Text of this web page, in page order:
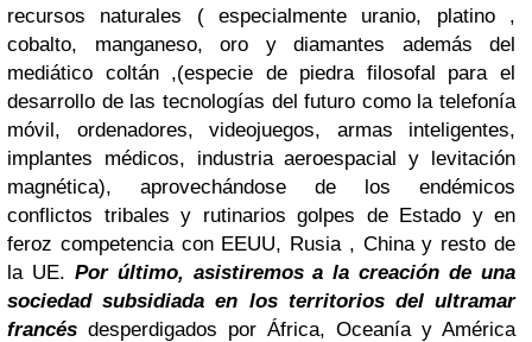
recursos naturales ( especialmente uranio, platino ,
cobalto, manganeso, oro y diamantes además del
mediático coltán ,(especie de piedra filosofal para el
desarrollo de las tecnologías del futuro como la telefonía
móvil, ordenadores, videojuegos, armas inteligentes,
implantes médicos, industria aeroespacial y levitación
magnética), aprovechándose de los endémicos
conflictos tribales y rutinarios golpes de Estado y en
feroz competencia con EEUU, Rusia , China y resto de
la UE. Por último, asistiremos a la creación de una
sociedad subsidiada en los territorios del ultramar
francés desperdigados por África, Oceanía y América